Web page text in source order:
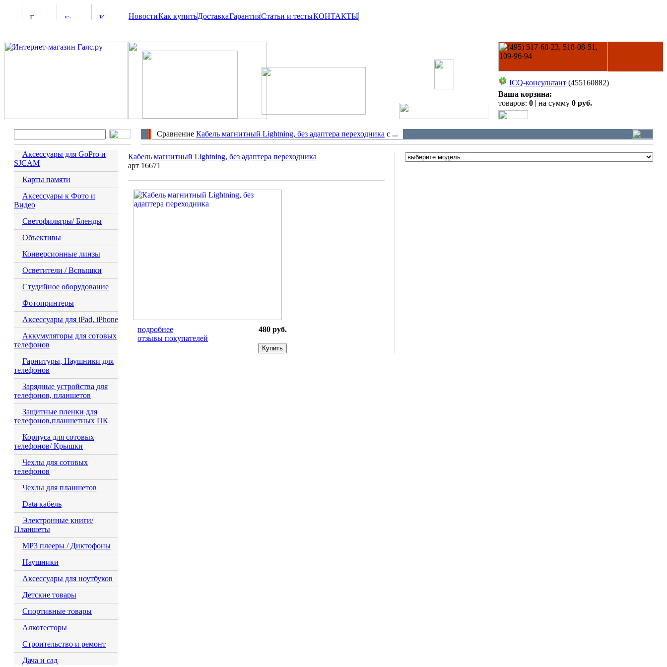
НовостиКак купитьДоставкаГарантияСтатьи и тестыКОНТАКТЫ
ICQ-консультант (455160882)
Ваша корзина:
товаров: 0 | на сумму 0 руб.
Сравнение Кабель магнитный Lightning, без адаптера переходника с ...
Аксессуары для GoPro и
SJCAM
Карты памяти
Аксессуары к Фото и
Видео
Светофильтры/ Бленды
Объективы
Конверсионные линзы
Осветители / Вспышки
Студийное оборудование
Фотопринтеры
Аксессуары для iPad, iPhone
Аккумуляторы для сотовых
телефонов
Гарнитуры, Наушники для
телефонов
Зарядные устройства для
телефонов, планшетов
Защитные пленки для
телефонов,планшетных ПК
Корпуса для сотовых
телефонов/ Крышки
Чехлы для сотовых
телефонов
Чехлы для планшетов
Data кабель
Электронные книги/
Планшеты
MP3 плееры / Диктофоны
Наушники
Аксессуары для ноутбуков
Детские товары
Спортивные товары
Алкотесторы
Строительство и ремонт
Дача и сад
Кабель магнитный Lightning, без адаптера переходника
арт 16671
подробнее
отзывы покупателей
480 руб.
Купить